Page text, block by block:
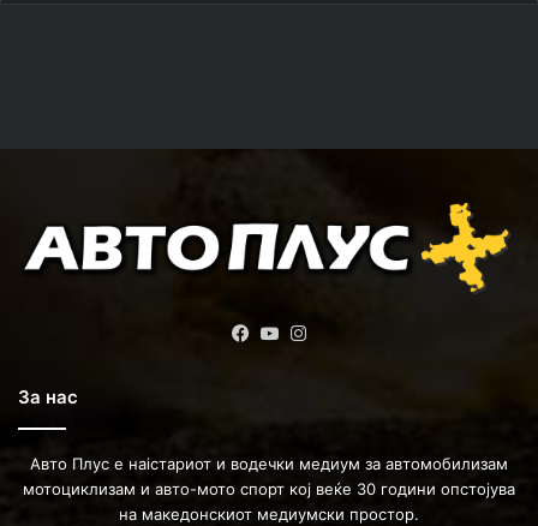
Facebook
YouTube
За нас
Авто Плус е наістариот и водечки медиум за автомобилизам
мотоциклизам и авто-мото спорт кој веќе 30 години опстојува
на македонскиот медиумски простор.